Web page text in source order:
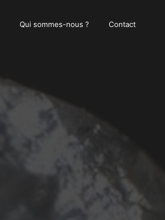
Qui sommes-nous ? Contact